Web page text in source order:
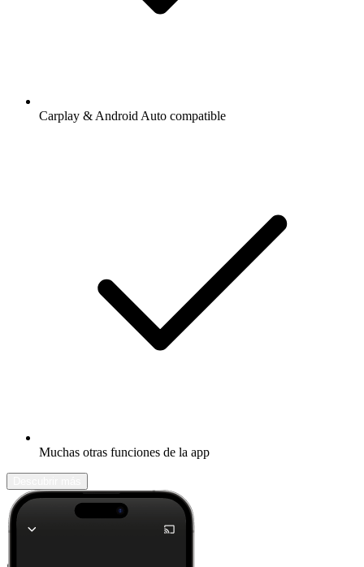
Carplay & Android Auto compatible
Muchas otras funciones de la app